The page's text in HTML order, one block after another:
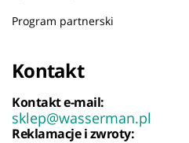
Program partnerski
Kontakt
Kontakt e-mail:
sklep@wasserman.pl
Reklamacje i zwroty: